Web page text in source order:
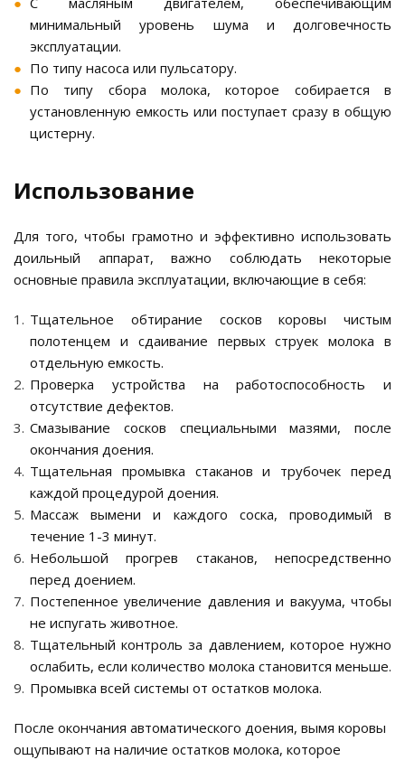
минимальный уровень шума и долговечность
эксплуатации.
По типу насоса или пульсатору.
По типу сбора молока, которое собирается в
установленную емкость или поступает сразу в общую
цистерну.
Использование
Для того, чтобы грамотно и эффективно использовать
доильный аппарат, важно соблюдать некоторые
основные правила эксплуатации, включающие в себя:
Тщательное обтирание сосков коровы чистым
полотенцем и сдаивание первых струек молока в
отдельную емкость.
Проверка устройства на работоспособность и
отсутствие дефектов.
Смазывание сосков специальными мазями, после
окончания доения.
Тщательная промывка стаканов и трубочек перед
каждой процедурой доения.
Массаж вымени и каждого соска, проводимый в
течение 1-3 минут.
Небольшой прогрев стаканов, непосредственно
перед доением.
Постепенное увеличение давления и вакуума, чтобы
не испугать животное.
Тщательный контроль за давлением, которое нужно
ослабить, если количество молока становится меньше.
Промывка всей системы от остатков молока.
После окончания автоматического доения, вымя коровы
ощупывают на наличие остатков молока, которое